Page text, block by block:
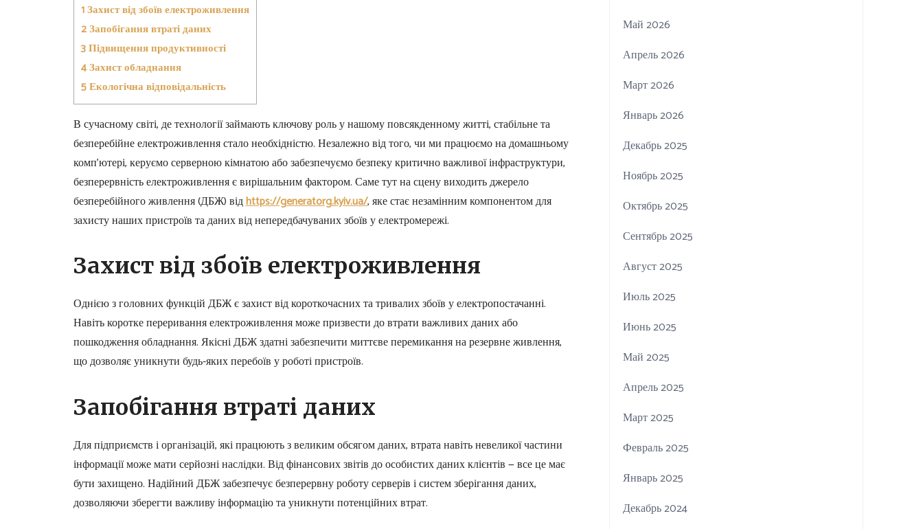
1Захист від збоїв електроживлення
2Запобігання втраті даних
3Підвищення продуктивності
4Захист обладнання
5Екологічна відповідальність
В сучасному світі, де технології займають ключову роль у нашому повсякденному житті, стабільне та
безперебійне електроживлення стало необхідністю. Незалежно від того, чи ми працюємо на домашньому
комп’ютері, керуємо серверною кімнатою або забезпечуємо безпеку критично важливої інфраструктури,
безперервність електроживлення є вирішальним фактором. Саме тут на сцену виходить джерело
безперебійного живлення (ДБЖ) відhttps://generatorg.kyiv.ua/, яке стає незамінним компонентом для
захисту наших пристроїв та даних від непередбачуваних збоїв у електромережі.
Захист від збоїв електроживлення
Однією з головних функцій ДБЖ є захист від короткочасних та тривалих збоїв у електропостачанні.
Навіть коротке переривання електроживлення може призвести до втрати важливих даних або
пошкодження обладнання. Якісні ДБЖ здатні забезпечити миттєве перемикання на резервне живлення,
що дозволяє уникнути будь-яких перебоїв у роботі пристроїв.
Запобігання втраті даних
Для підприємств і організацій, які працюють з великим обсягом даних, втрата навіть невеликої частини
інформації може мати серйозні наслідки. Від фінансових звітів до особистих даних клієнтів — все це має
бути захищено. Надійний ДБЖ забезпечує безперервну роботу серверів і систем зберігання даних,
дозволяючи зберегти важливу інформацію та уникнути потенційних втрат.
Май 2026
Апрель 2026
Март 2026
Январь 2026
Декабрь 2025
Ноябрь 2025
Октябрь 2025
Сентябрь 2025
Август 2025
Июль 2025
Июнь 2025
Май 2025
Апрель 2025
Март 2025
Февраль 2025
Январь 2025
Декабрь 2024